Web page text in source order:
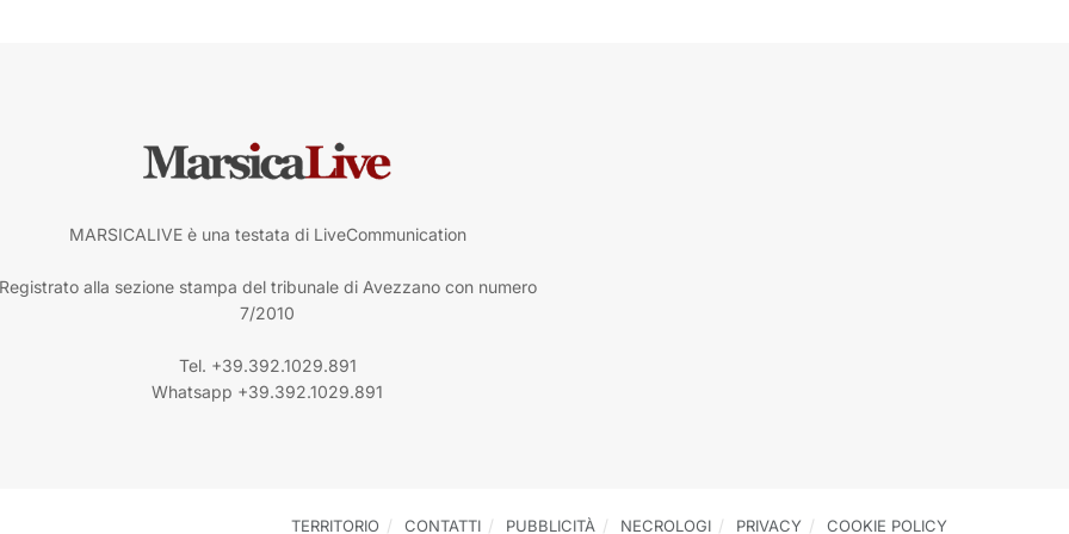
MARSICALIVE è una testata di LiveCommunication
Registrato alla sezione stampa del tribunale di Avezzano con numero
7/2010
Tel. +39.392.1029.891
Whatsapp +39.392.1029.891
TERRITORIO CONTATTI PUBBLICITÀ NECROLOGI PRIVACY COOKIE POLICY